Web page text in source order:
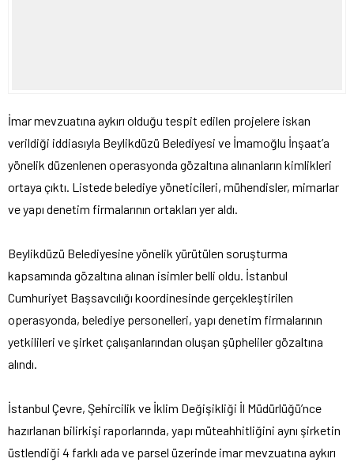
İmar mevzuatına aykırı olduğu tespit edilen projelere iskan
verildiği iddiasıyla Beylikdüzü Belediyesi ve İmamoğlu İnşaat’a
yönelik düzenlenen operasyonda gözaltına alınanların kimlikleri
ortaya çıktı. Listede belediye yöneticileri, mühendisler, mimarlar
ve yapı denetim firmalarının ortakları yer aldı.
Beylikdüzü Belediyesine yönelik yürütülen soruşturma
kapsamında gözaltına alınan isimler belli oldu. İstanbul
Cumhuriyet Başsavcılığı koordinesinde gerçekleştirilen
operasyonda, belediye personelleri, yapı denetim firmalarının
yetkilileri ve şirket çalışanlarından oluşan şüpheliler gözaltına
alındı.
İstanbul Çevre, Şehircilik ve İklim Değişikliği İl Müdürlüğü’nce
hazırlanan bilirkişi raporlarında, yapı müteahhitliğini aynı şirketin
üstlendiği 4 farklı ada ve parsel üzerinde imar mevzuatına aykırı